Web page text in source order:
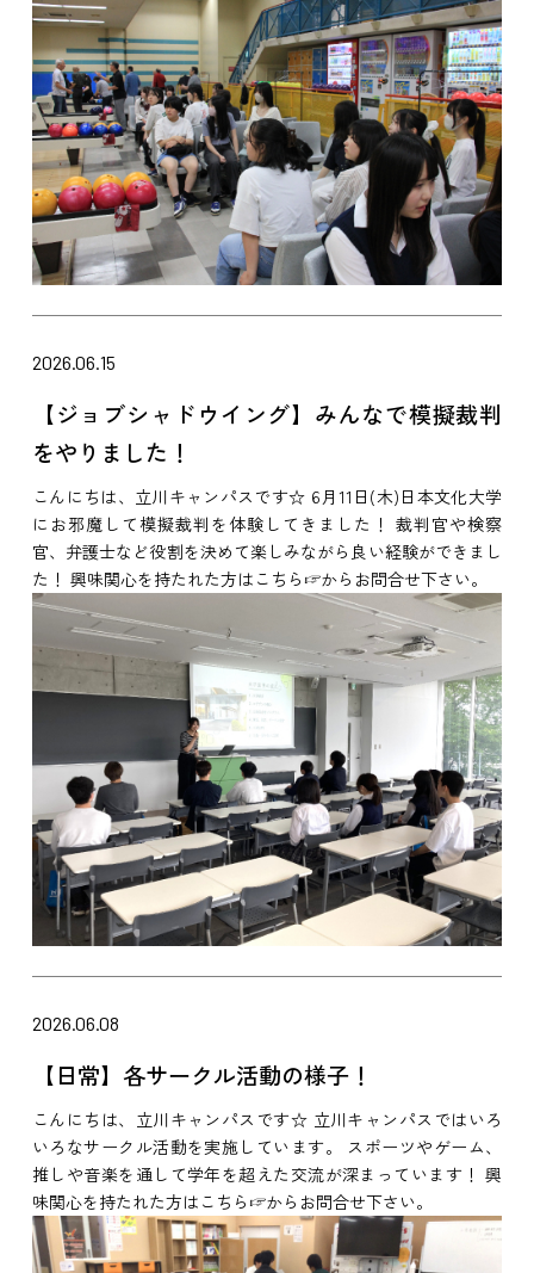
2026.06.15
【ジョブシャドウイング】みんなで模擬裁判
をやりました！
こんにちは、立川キャンパスです☆ 6月11日(木)日本文化大学
にお邪魔して模擬裁判を体験してきました！ 裁判官や検察
官、弁護士など役割を決めて楽しみながら良い経験ができまし
た！ 興味関心を持たれた方はこちら☞からお問合せ下さい。
2026.06.08
【日常】各サークル活動の様子！
こんにちは、立川キャンパスです☆ 立川キャンパスではいろ
いろなサークル活動を実施しています。 スポーツやゲーム、
推しや音楽を通して学年を超えた交流が深まっています！ 興
味関心を持たれた方はこちら☞からお問合せ下さい。